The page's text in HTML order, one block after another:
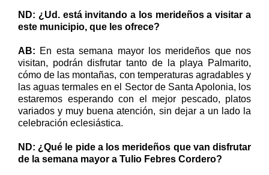
ND: ¿Ud. está invitando a los merideños a visitar a
este municipio, que les ofrece?
AB: En esta semana mayor los merideños que nos
visitan, podrán disfrutar tanto de la playa Palmarito,
cómo de las montañas, con temperaturas agradables y
las aguas termales en el Sector de Santa Apolonia, los
estaremos esperando con el mejor pescado, platos
variados y muy buena atención, sin dejar a un lado la
celebración eclesiástica.
ND: ¿Qué le pide a los merideños que van disfrutar
de la semana mayor a Tulio Febres Cordero?